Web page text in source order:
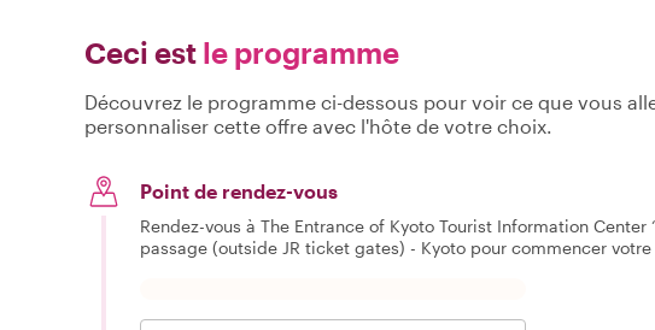
Ceci est le programme
Découvrez le programme ci-dessous pour voir ce que vous
personnaliser cette offre avec l'hôte de votre choix.
Point de rendez-vous
Rendez-vous à The Entrance of Kyoto Tourist Information Center
passage (outside JR ticket gates) - Kyoto pour commencer